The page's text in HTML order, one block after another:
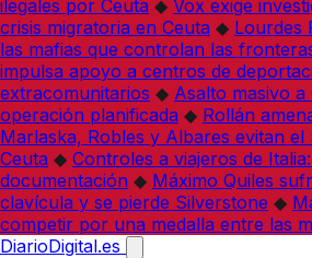
ilegales por Ceuta ◆ Vox exige
crisis migratoria en Ceuta ◆ Lourdes
las mafias que controlan las
impulsa apoyo a centros de
extracomunitarios ◆ Asalto masivo
operación planificada ◆ Rollán
Marlaska, Robles y Albares evitan
Ceuta ◆ Controles a viajeros de
documentación ◆ Máximo Quiles
clavícula y se pierde Silverstone ◆
competir por una medalla entre las
DiarioDigital.es